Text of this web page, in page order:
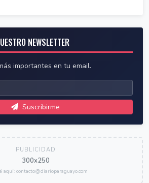
NEWSLETTER
importantes en tu email.
Suscribirme
PUBLICIDAD
300x250
aquí: contacto@diarioparaguayo.com